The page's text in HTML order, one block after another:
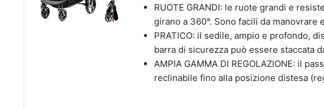
RUOTE GRANDI: le ruote grandi e
girano a 360°. Sono facili da
PRATICO: il sedile, ampio e profondo,
barra di sicurezza può essere staccata
AMPIA GAMMA DI REGOLAZIONE: il
reclinabile fino alla posizione distesa